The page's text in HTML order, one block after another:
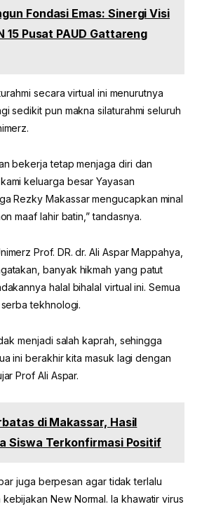
Fondasi Emas: Sinergi Visi
15 Pusat PAUD Gattareng
secara virtual ini menurutnya
sedikit pun makna silaturahmi seluruh
bekerja tetap menjaga diri dan
keluarga besar Yayasan
Rezky Makassar mengucapkan minal
maaf lahir batin,” tandasnya.
Prof. DR. dr. Ali Aspar Mappahya,
banyak hikmah yang patut
halal bihalal virtual ini. Semua
tekhnologi.
menjadi salah kaprah, sehingga
ini berakhir kita masuk lagi dengan
Prof Ali Aspar.
di Makassar, Hasil
Siswa Terkonfirmasi Positif
juga berpesan agar tidak terlalu
New Normal. Ia khawatir virus